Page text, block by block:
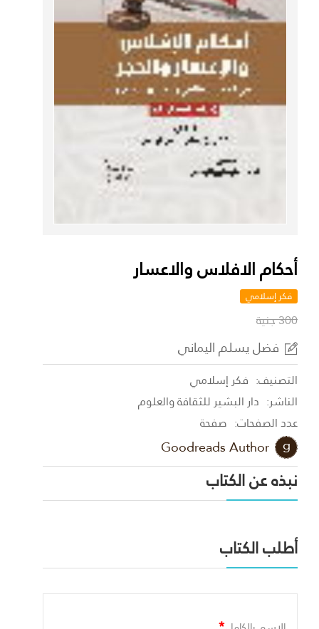
أحكام الافلاس والاعسار
فكر إسلامي
300 جنية
فضل يسلم اليماني
التصنيف: فكر إسلامي
الناشر: دار البشير للثقافة والعلوم
عدد الصفحات: صفحة
Goodreads Author
نبذه عن الكتاب
أطلب الكتاب